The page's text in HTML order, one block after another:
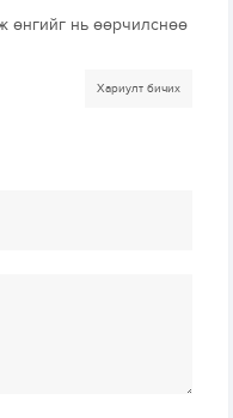
өнгийг нь өөрчилснөө
Хариулт бичих